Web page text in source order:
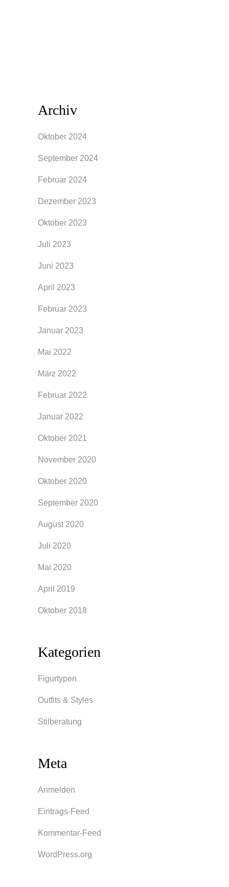
Archiv
Oktober 2024
September 2024
Februar 2024
Dezember 2023
Oktober 2023
Juli 2023
Juni 2023
April 2023
Februar 2023
Januar 2023
Mai 2022
März 2022
Februar 2022
Januar 2022
Oktober 2021
November 2020
Oktober 2020
September 2020
August 2020
Juli 2020
Mai 2020
April 2019
Oktober 2018
Kategorien
Figurtypen
Outfits & Styles
Stilberatung
Meta
Anmelden
Eintrags-Feed
Kommentar-Feed
WordPress.org